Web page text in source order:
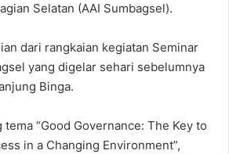
Selatan (AAI Sumbagsel).
dari rangkaian kegiatan Seminar
yang digelar sehari sebelumnya
Binga.
“Good Governance: The Key to
in a Changing Environment”,